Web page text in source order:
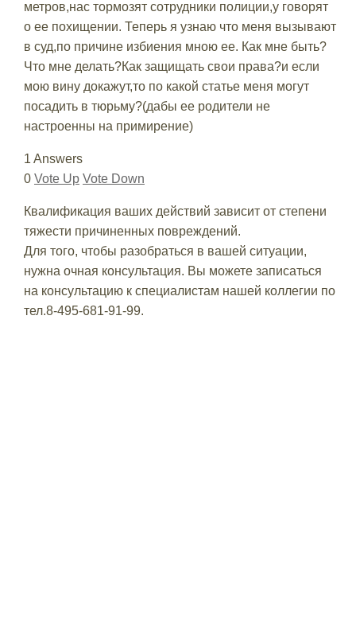
метров,нас тормозят сотрудники полиции,у говорят
о ее похищении. Теперь я узнаю что меня вызывают
в суд,по причине избиения мною ее. Как мне быть?
Что мне делать?Как защищать свои права?и если
мою вину докажут,то по какой статье меня могут
посадить в тюрьму?(дабы ее родители не
настроенны на примирение)
1 Answers
0 Vote Up Vote Down
Квалификация ваших действий зависит от степени
тяжести причиненных повреждений.
Для того, чтобы разобраться в вашей ситуации,
нужна очная консультация. Вы можете записаться
на консультацию к специалистам нашей коллегии по
тел.8-495-681-91-99.